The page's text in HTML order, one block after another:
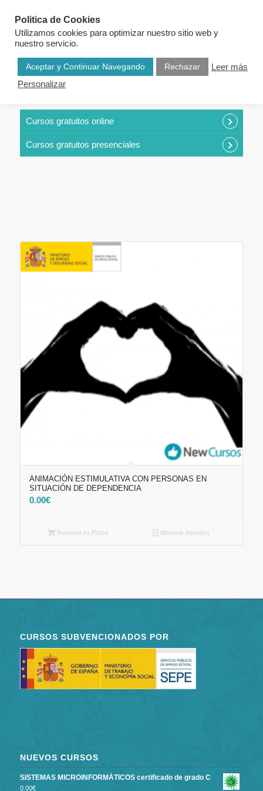
Cursos gratuitos online
Cursos gratuitos presenciales
ANIMACIÓN ESTIMULATIVA CON PERSONAS EN
SITUACIÓN DE DEPENDENCIA
0.00€
Reserva tu Plaza Mostrar detalles
CURSOS SUBVENCIONADOS POR
NUEVOS CURSOS
SISTEMAS MICROINFORMÁTICOS certificado de grado C
0.00€
Politica de Cookies
Utilizamos cookies para optimizar nuestro sitio web y
nuestro servicio.
Aceptar y Continuar Navegando Rechazar
Leer más
Personalizar